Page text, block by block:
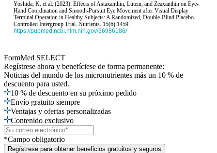
Yoshida, K. et al. (2023): Effects of Astaxanthin, Lutein, and Zeaxanthin on Eye-
Hand Coordination and Smooth-Pursuit Eye Movement after Visual Display
Terminal Operation in Healthy Subjects: A Randomized, Double-Blind Placebo-
Controlled Intergroup Trial. Nutrients. 15(6):1459.
https://pubmed.ncbi.nlm.nih.gov/36986186/
FormMed SELECT
Regístrese ahora y benefíciese de forma permanente:
Noticias del mundo de los micronutrientes más un 10 % de
descuento para usted.
10 % de descuento en su próximo pedido
Envío gratuito siempre
Ventajas y ofertas personalizadas
Contenido exclusivo
*Campo obligatorio
Regístrese para obtener beneficios gratuitos y seguros